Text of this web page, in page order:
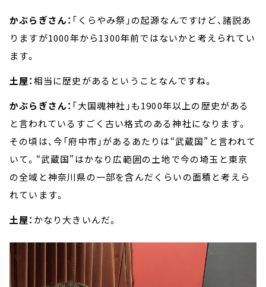
かぶらぎさん： 「くらやみ祭」の起源なんですけど、諸説あ
りますが1000年から1300年前ではないかと考えられてい
ます。
土屋：相当に歴史があるということなんですね。
かぶらぎさん： 「大国魂神社」も1900年以上の歴史がある
と言われているすごく古い格式のある神社になります。
その頃は、今「府中市」があるあたりは“武蔵国”と言われて
いて。“武蔵国”はかなり広範囲の土地で今の埼玉と東京
の全域と神奈川県の一部を含んだくらいの面積と考えら
れています。
土屋： かなり大きいんだ。